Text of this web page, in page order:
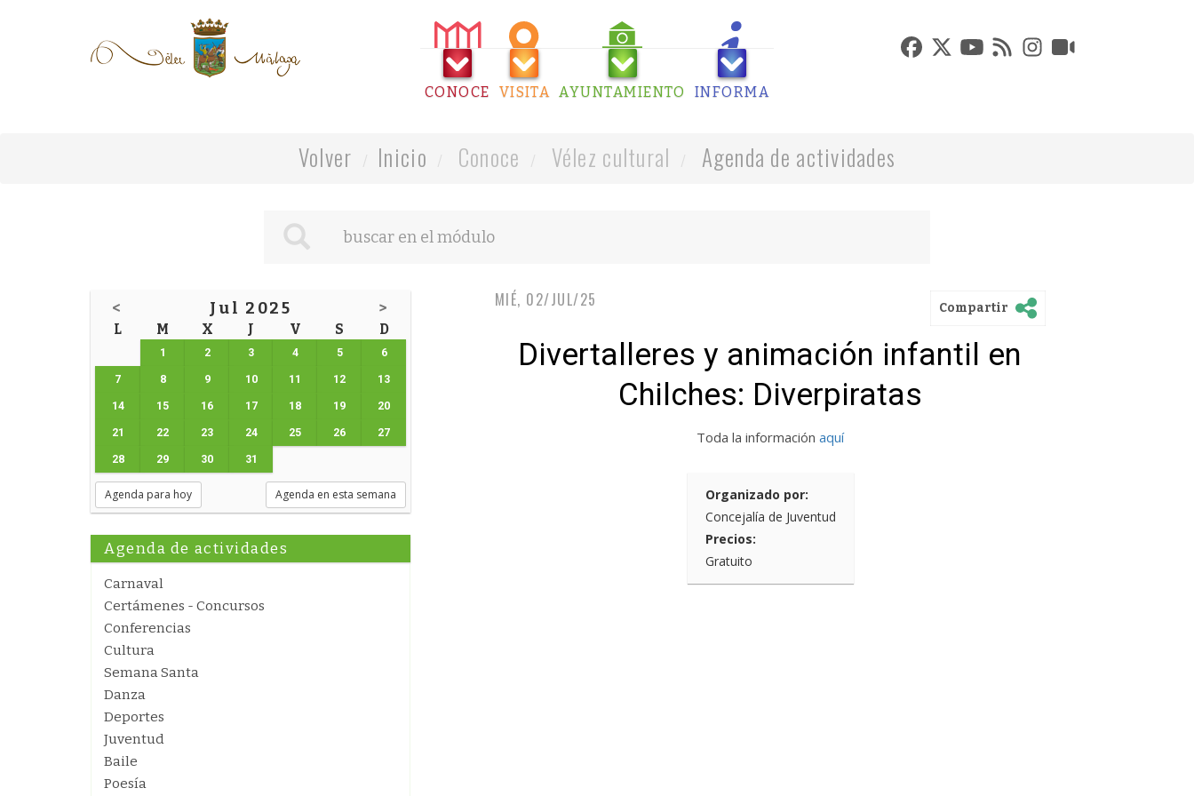
CONOCE VISITA AYUNTAMIENTO INFORMA
Volver Inicio Conoce Vélez cultural Agenda de actividades
< Jul 2025 >
L M X J V S D
1 2 3 4 5 6
7 8 9 10 11 12 13
14 15 16 17 18 19 20
21 22 23 24 25 26 27
28 29 30 31
Agenda para hoy Agenda en esta semana
Agenda de actividades
Carnaval
Certámenes - Concursos
Conferencias
Cultura
Semana Santa
Danza
Deportes
Juventud
Baile
Poesía
MIÉ, 02/JUL/25 Compartir
Divertalleres y animación infantil en
Chilches: Diverpiratas
Toda la información aquí
Organizado por:
Concejalía de Juventud
Precios:
Gratuito